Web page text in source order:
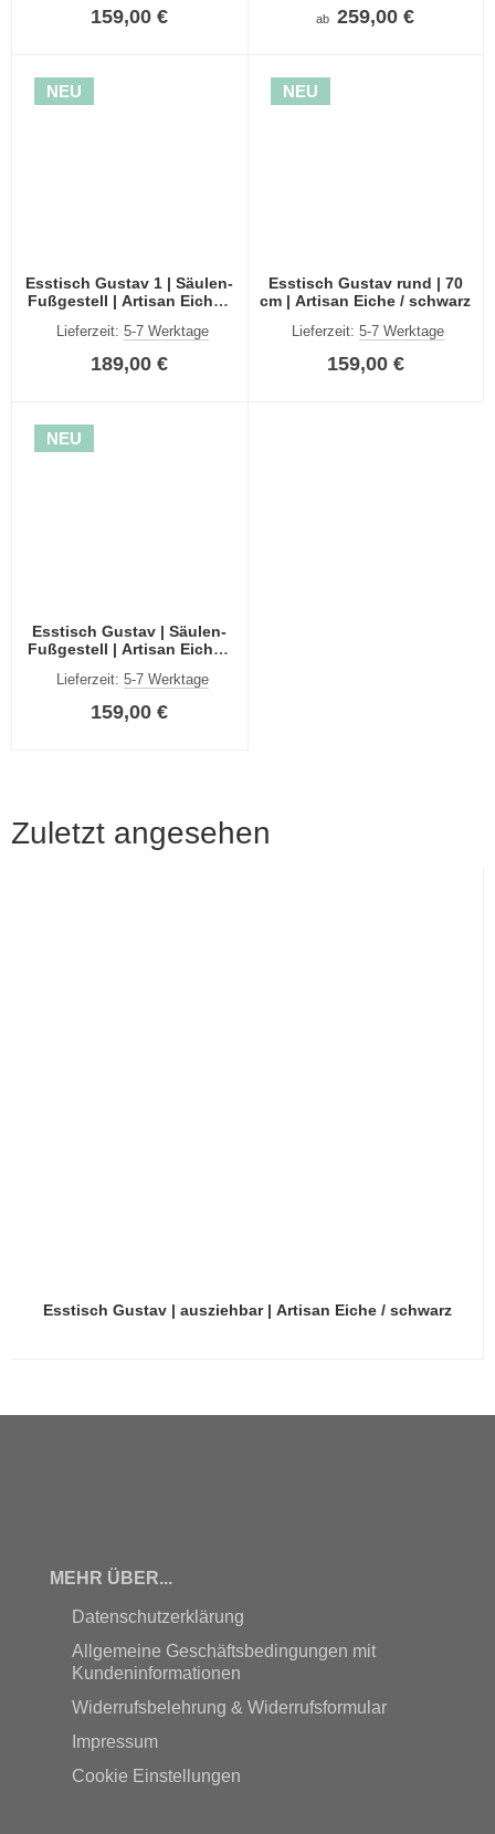
159,00 € Größen
ab 259,00 €
NEU
Esstisch Gustav 1 | Säulen-
Fußgestell | Artisan Eiche /
Lieferzeit: 5-7 Werktage
189,00 €
NEU
Esstisch Gustav rund | 70
cm | Artisan Eiche / schwarz
Lieferzeit:5-7 Werktage
159,00 €
NEU
Esstisch Gustav | Säulen-
Fußgestell | Artisan Eiche /
Lieferzeit: 5-7 Werktage
159,00 €
Zuletzt angesehen
Esstisch Gustav | ausziehbar | Artisan Eiche / schwarz
MEHR ÜBER...
Datenschutzerklärung
Allgemeine Geschäftsbedingungen mit
Kundeninformationen
Widerrufsbelehrung & Widerrufsformular
Impressum
Cookie Einstellungen